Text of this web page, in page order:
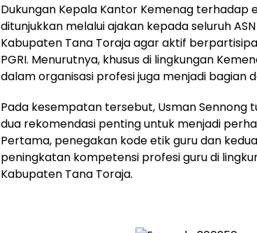
Dukungan Kepala Kantor Kemenag terhadap
ditunjukkan melalui ajakan kepada seluruh
Kabupaten Tana Toraja agar aktif
PGRI. Menurutnya, khusus di lingkungan
dalam organisasi profesi juga menjadi bagian
Pada kesempatan tersebut, Usman Sennong
dua rekomendasi penting untuk menjadi
Pertama, penegakan kode etik guru dan
peningkatan kompetensi profesi guru di
Kabupaten Tana Toraja.